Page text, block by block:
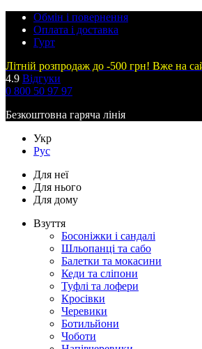
Обмін і повернення
Оплата і доставка
Гурт
Літній розпродаж до -500 грн! Вже на
4.9 Відгуки
0 800 50 97 97
Безкоштовна гаряча лінія
Укр
Рус
Для неї
Для нього
Для дому
Взуття
Босоніжки і сандалі
Шльопанці та сабо
Балетки та мокасини
Кеди та сліпони
Туфлі та лофери
Кросівки
Черевики
Ботильйони
Чоботи